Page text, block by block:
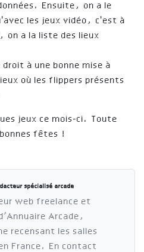
Ensuite, on a le
les jeux vidéo, c'est à
on a la liste des lieux
à une bonne mise à
où les flippers présents
jeux ce mois-ci. Toute
fêtes !
spécialisé arcade
web freelance et
Arcade,
recensant les salles
France. En contact